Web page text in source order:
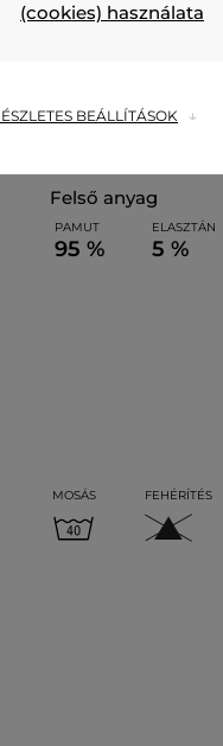
Szabás/Típus
felső anyag
PAMUT
95 %
ELASZTÁN
5 %
MOSÁS FEHÉRÍTÉS
(cookies) használata
BEÁLLÍTÁSOK